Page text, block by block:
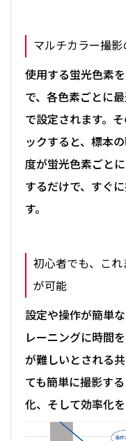
マルチカラー撮
使用する蛍光色素
で、各色素ごとに
で設定されます。
ックすると、標本
度が蛍光色素ごと
するだけで、すぐ
す。
初心者でも、こ
が可能
設定や操作が簡単
レーニングに時間
が難しいとされる
ても簡単に撮影す
化、そして効率化を